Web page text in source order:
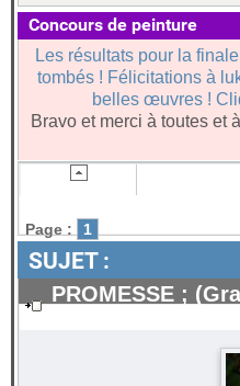
Concours de peinture
Les résultats pour la
tombés ! Félicitations à
belles œuvres !
Bravo et merci à toutes et
Page : 1
SUJET :
PROMESSE ;